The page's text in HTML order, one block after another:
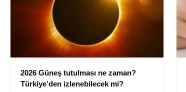
2026 Güneş tutulması ne zaman?
Türkiye’den izlenebilecek mi?